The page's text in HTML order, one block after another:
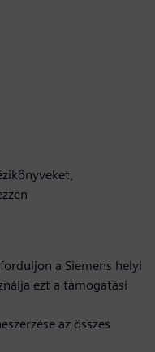
a Siemens helyi
ezt a támogatási
az összes